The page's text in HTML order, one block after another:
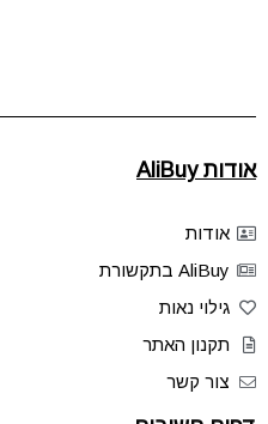
אודות AliBuy
אודות
AliBuy בתקשורת
גילוי נאות
תקנון האתר
צור קשר